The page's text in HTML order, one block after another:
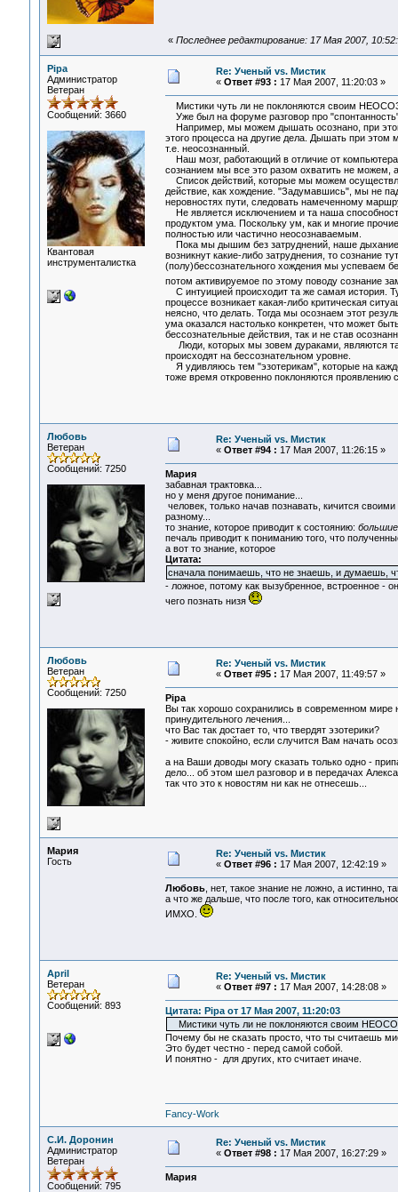
« Последнее редактирование: 17 Мая 2007,
Pipa
Администратор
Ветеран
Сообщений: 3660
Квантовая
инструменталистка
Re: Ученый vs. Мистик
« Ответ #93 : 17 Мая 2007, 11:20:03 »
Мистики чуть ли не поклоняются своим
Уже был на форуме разговор про
Например, мы можем дышать осознано, при
этого процесса на другие дела. Дышать при этом
т.е. неосознанный.
Наш мозг, работающий в отличие от
сознанием мы все это разом охватить не можем,
Список действий, которые мы можем
действие, как хождение. "Задумавшись", мы не
неровностях пути, следовать намеченному
Не является исключением и та наша
продуктом ума. Поскольку ум, как и многие
полностью или частично неосознаваемым.
Пока мы дышим без затруднений, наше дыхание
возникнут какие-либо затруднения, то сознание
(полу)бессознательного хождения мы успеваем
потом активируемое по этому поводу сознание
С интуицией происходит та же самая история.
процессе возникает какая-либо критическая
неясно, что делать. Тогда мы осознаем этот
ума оказался настолько конкретен, что может
бессознательные действия, так и не став
Люди, которых мы зовем дураками, являются
происходят на бессознательном уровне.
Я удивляюсь тем "эзотерикам", которые на
тоже время откровенно поклоняются
Любовь
Ветеран
Сообщений: 7250
Re: Ученый vs. Мистик
« Ответ #94 : 17 Мая 2007, 11:26:15 »
Мария
забавная трактовка...
но у меня другое понимание...
человек, только начав познавать, кичится
разному...
то знание, которое приводит к состоянию:
печаль приводит к пониманию того, что
а вот то знание, которое
Цитата:
сначала понимаешь, что не знаешь, и думаешь,
- ложное, потому как вызубренное, встроенное -
чего познать низя
Любовь
Ветеран
Сообщений: 7250
Re: Ученый vs. Мистик
« Ответ #95 : 17 Мая 2007, 11:49:57 »
Pipa
Вы так хорошо сохранились в современном мире
принудительного лечения...
что Вас так достает то, что твердят эзотерики?
- живите спокойно, если случится Вам начать
а на Ваши доводы могу сказать только одно -
дело... об этом шел разговор и в передачах
так что это к новостям ни как не отнесешь...
Мария
Гость
Re: Ученый vs. Мистик
« Ответ #96 : 17 Мая 2007, 12:42:19 »
Любовь, нет, такое знание не ложно, а истинно,
а что же дальше, что после того, как
ИМХО.
April
Ветеран
Сообщений: 893
Re: Ученый vs. Мистик
« Ответ #97 : 17 Мая 2007, 14:28:08 »
Цитата: Pipa от 17 Мая 2007, 11:20:03
Мистики чуть ли не поклоняются своим
Почему бы не сказать просто, что ты считаешь
Это будет честно - перед самой собой.
И понятно - для других, кто считает иначе.
Fancy-Work
С.И. Доронин
Администратор
Ветеран
Сообщений: 795
Re: Ученый vs. Мистик
« Ответ #98 : 17 Мая 2007, 16:27:29 »
Мария